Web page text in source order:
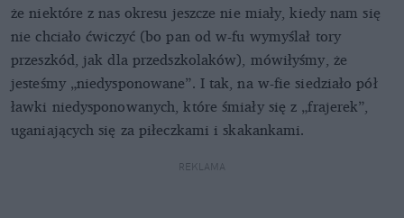
że niektóre z nas okresu jeszcze nie miały, kiedy nam się
nie chciało ćwiczyć (bo pan od w-fu wymyślał tory
przeszkód, jak dla przedszkolaków), mówiłyśmy, że
jesteśmy „niedysponowane”. I tak, na w-fie siedziało pół
ławki niedysponowanych, które śmiały się z „frajerek”,
uganiających się za piłeczkami i skakankami.
REKLAMA